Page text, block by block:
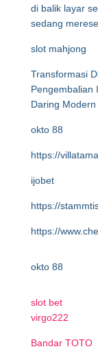
di balik layar
sedang
slot mahjong
Transformasi
Pengembalian
Daring Modern
okto 88
https://
ijobet
https://
https://
okto 88
slot bet
virgo222
Bandar TOTO